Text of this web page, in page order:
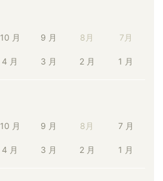
10 月 9 月 8月 7月
4 月 3 月 2 月 1 月
10 月 9 月 8月 7 月
4 月 3 月 2 月 1 月